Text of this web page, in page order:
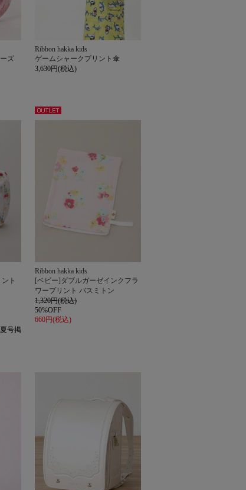
ズ
Ribbon hakka kids
ゲームシャークプリント傘
3,630円(税込)
ト
号掲
アウト
Ribbon hakka kids
[ベビー]ダブルガーゼインクフラ
ワープリント バスミトン
1,320円(税込)
50%OFF
660円(税込)